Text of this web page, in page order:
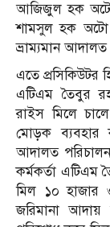
আজিজুল হক অটো
শামসুল হক অটো
ভ্রাম্যমান
এতে প্রসিকিউটর
এটিএম তৈবুর
রাইস মিলে
মোড়ক ব্যবহার
আদালত
কর্মকর্তা
মিল ১০ হাজার
জরিমানা আদায়